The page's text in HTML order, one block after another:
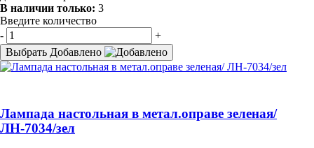
В наличии только: 3
Введите количество
-
+
Выбрать Добавлено
Лампада настольная в метал.оправе зеленая/
ЛН-7034/зел